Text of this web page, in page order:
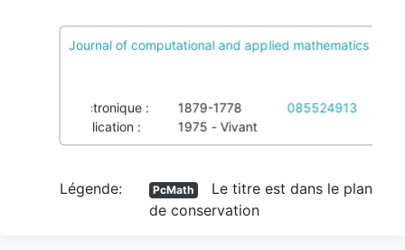
Journal of computational and applied mathematics
Électronique :
1879-1778
085524913
Publication :
1975 - Vivant
Légende: PcMath
Le titre est dans le plan
de conservation